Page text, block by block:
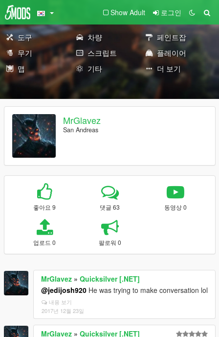
Show Adult 로그인
도구 차량
페인트잡
무기
스크립트
플레이어
맵
기타 더 보기
MrGlavez
San Andreas
좋아요 9 댓글 63 동영상 0
업로드 0 팔로워 0
MrGlavez » Quicksilver [.NET]
@jedijosh920 He was trying to make conversation lol
내용 보기
2017년 12월 23일
MrGlavez » Quicksilver [.NET]